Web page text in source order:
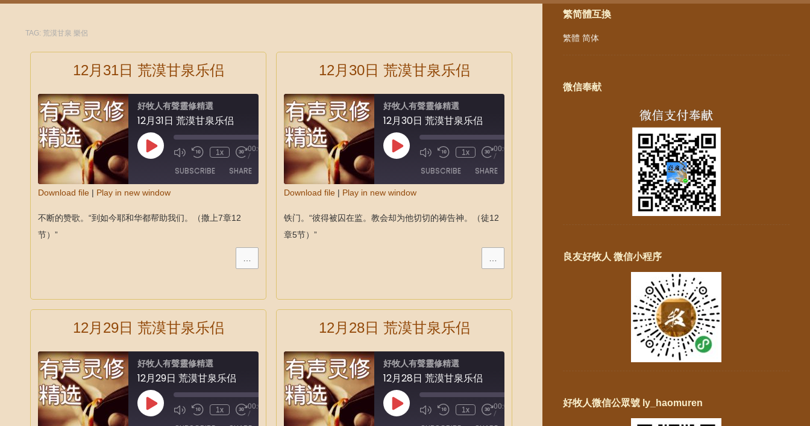
TAG: 荒漠甘泉 樂侶
12月31日 荒漠甘泉乐侣
好牧人有聲靈修精選
12月31日 荒漠甘泉乐侣
1x
00:00
/
SUBSCRIBE SHARE
RSS FEED
LINK
Download file | Play in new window
不断的赞歌。“到如今耶和华都帮助我们。（撒上7章12
节）”
12月30日 荒漠甘泉乐侣
好牧人有聲靈修精選
12月30日 荒漠甘泉乐侣
1x
00:00
/
SUBSCRIBE SHARE
RSS FEED
LINK
Download file | Play in new window
铁门。“彼得被囚在监。教会却为他切切的祷告神。（徒12
章5节）”
12月29日 荒漠甘泉乐侣
好牧人有聲靈修精選
12月29日 荒漠甘泉乐侣
1x
00:00
/
12月28日 荒漠甘泉乐侣
好牧人有聲靈修精選
12月28日 荒漠甘泉乐侣
1x
00:00
/
繁简體互換
繁體 简体
微信奉献
良友好牧人 微信小程序
好牧人微信公眾號 ly_haomuren